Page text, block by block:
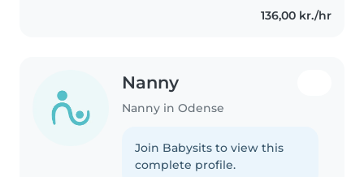
136,00 kr./hr
Nanny
Nanny in Odense
Join Babysits to view this
complete profile.